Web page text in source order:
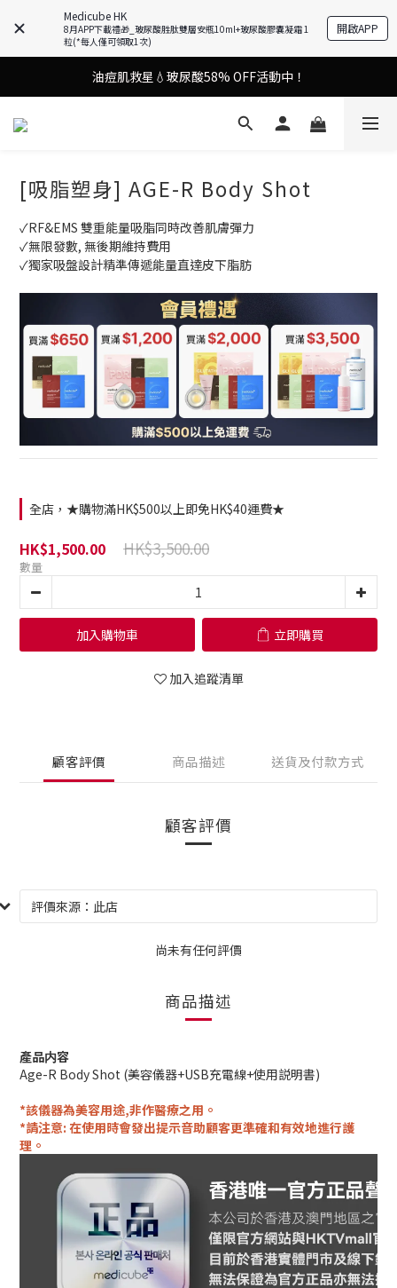
Medicube HK
8月APP下載禮🎁_玻尿酸胜肽雙層安瓶10ml+玻尿酸膠囊凝霜 1
粒(*每人僅可領取1次)
開啟APP
9in1多功能美容儀🌸護膚效果UP！
9in1多功能美容儀🌸護膚效果UP！
油痘肌救星💧玻尿酸58% OFF活動中！
果凍噴霧！一噴即現美白光透肌✨
9in1多功能美容儀🌸護膚效果UP！
[吸脂塑身] AGE-R Body Shot
✓RF&EMS 雙重能量吸脂同時改善肌膚彈力
✓無限發數, 無後期維持費用
✓獨家吸盤設計精準傳遞能量直達皮下脂肪
全店，★購物滿HK$500以上即免HK$40運費★
HK$1,500.00 HK$3,500.00
數量
加入購物車 立即購買
加入追蹤清單
顧客評價 商品描述 送貨及付款方式
顧客評價
尚未有任何評價
商品描述
產品内容
Age-R Body Shot (美容儀器+USB充電線+使用説明書)
*該儀器為美容用途,非作醫療之用。
*請注意: 在使用時會發出提示音助顧客更準確和有效地進行護
理。